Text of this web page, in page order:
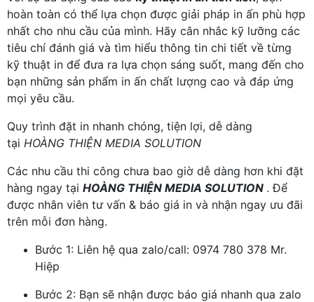
hoàn toàn có thể lựa chọn được giải pháp in ấn phù hợp
nhất cho nhu cầu của mình. Hãy cân nhắc kỹ lưỡng các
tiêu chí đánh giá và tìm hiểu thông tin chi tiết về từng
kỹ thuật in để đưa ra lựa chọn sáng suốt, mang đến cho
bạn những sản phẩm in ấn chất lượng cao và đáp ứng
mọi yêu cầu.
Quy trình đặt in nhanh chóng, tiện lợi, dễ dàng
tại HOÀNG THIỆN MEDIA SOLUTION
Các nhu cầu thi công chưa bao giờ dễ dàng hơn khi đặt
hàng ngay tại HOÀNG THIỆN MEDIA SOLUTION . Để
được nhân viên tư vấn & báo giá in và nhận ngay ưu đãi
trên mỗi đơn hàng.
Bước 1: Liên hệ qua zalo/call: 0974 780 378 Mr.
Hiệp
Bước 2: Bạn sẽ nhận được báo giá nhanh qua zalo